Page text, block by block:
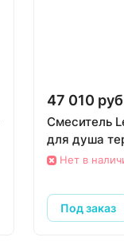
47 010
Смеситель
для душа
Нет в
Под заказ